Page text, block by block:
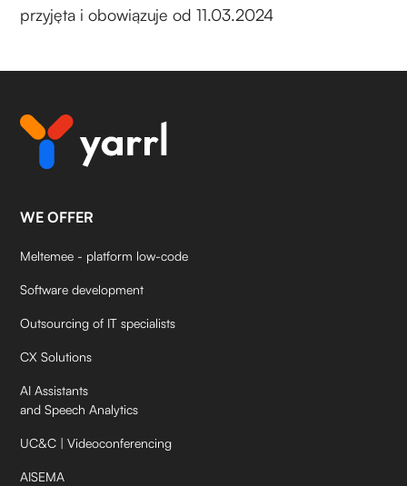
wynika to z obowiązujących przepisów prawa.
niezależnym zewnętrznym usługodawcom,
organom ścigania i organom państwowym, gdy
wynika to z obowiązujących przepisów prawa.
przyjęta i obowiązuje od 11.03.2024
WE OFFER
Meltemee - platform low-code
Software development
Outsourcing of IT specialists
CX Solutions
AI Assistants
and Speech Analytics
UC&C | Videoconferencing
AISEMA